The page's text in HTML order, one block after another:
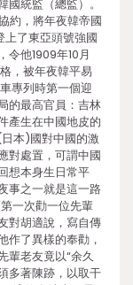
統監（總監）。
約，將年夜韓帝國
了東亞頭號強國
令他1909年10月
，被年夜韓平易
專列時第一個迎
的最高官員：吉林
產生在中國地皮的
本)國對中國的激
對處置，可謂中國
想本身生日常平
事之一就是這一路
一次勸一位先輩
對胡適說，寫自傳
作了異樣的奉勸，
輩老友竟以“余久
多著陳跡，以取干